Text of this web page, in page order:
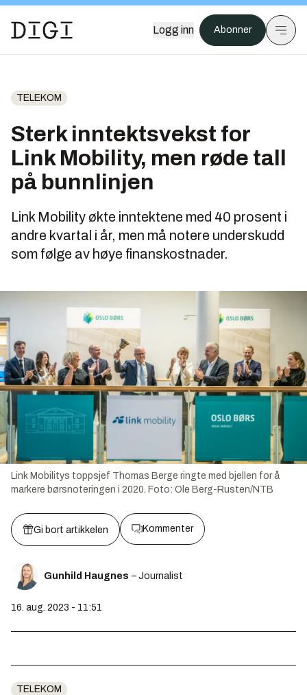
Logg inn Abonner
TELEKOM
Sterk inntektsvekst for
Link Mobility, men røde tall
på bunnlinjen
Link Mobility økte inntektene med 40 prosent i
andre kvartal i år, men må notere underskudd
som følge av høye finanskostnader.
Link Mobilitys toppsjef Thomas Berge ringte med bjellen for å
markere børsnoteringen i 2020. Foto: Ole Berg-Rusten/NTB
Gi bort artikkelen Kommenter
Gunhild Haugnes – Journalist
16. aug. 2023 - 11:51
TELEKOM